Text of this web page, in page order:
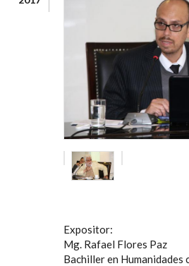
Expositor:
Mg. Rafael Flores Paz
Bachiller en Humanidades